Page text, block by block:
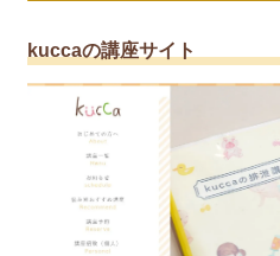
kuccaの講座サイト